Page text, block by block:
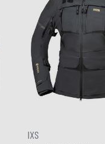
IXS